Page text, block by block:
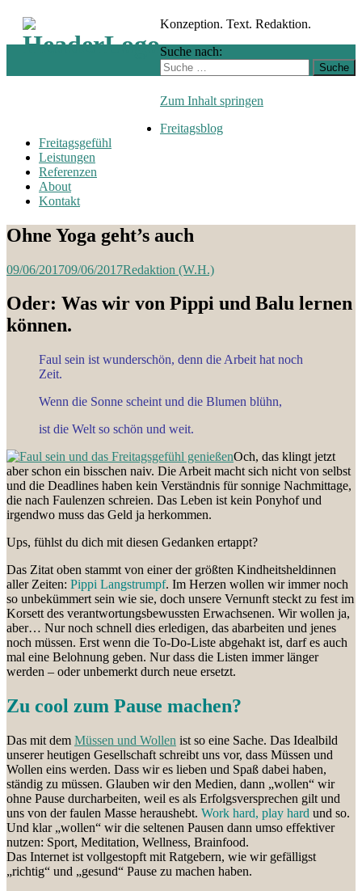
Konzeption. Text. Redaktion.
Suche nach:
Zum Inhalt springen
Freitagsblog
Freitagsgefühl
Leistungen
Referenzen
About
Kontakt
Ohne Yoga geht’s auch
09/06/201709/06/2017Redaktion (W.H.)
Oder: Was wir von Pippi und Balu lernen
können.
Faul sein ist wunderschön, denn die Arbeit hat noch
Zeit.
Wenn die Sonne scheint und die Blumen blühn,
ist die Welt so schön und weit.
Och, das klingt jetzt
aber schon ein bisschen naiv. Die Arbeit macht sich nicht von selbst
und die Deadlines haben kein Verständnis für sonnige Nachmittage,
die nach Faulenzen schreien. Das Leben ist kein Ponyhof und
irgendwo muss das Geld ja herkommen.
Ups, fühlst du dich mit diesen Gedanken ertappt?
Das Zitat oben stammt von einer der größten Kindheitsheldinnen
aller Zeiten: Pippi Langstrumpf. Im Herzen wollen wir immer noch
so unbekümmert sein wie sie, doch unsere Vernunft steckt zu fest im
Korsett des verantwortungsbewussten Erwachsenen. Wir wollen ja,
aber… Nur noch schnell dies erledigen, das abarbeiten und jenes
noch müssen. Erst wenn die To-Do-Liste abgehakt ist, darf es auch
mal eine Belohnung geben. Nur dass die Listen immer länger
werden – oder unbemerkt durch neue ersetzt.
Zu cool zum Pause machen?
Das mit dem Müssen und Wollen ist so eine Sache. Das Idealbild
unserer heutigen Gesellschaft schreibt uns vor, dass Müssen und
Wollen eins werden. Dass wir es lieben und Spaß dabei haben,
ständig zu müssen. Glauben wir den Medien, dann „wollen“ wir
ohne Pause durcharbeiten, weil es als Erfolgsversprechen gilt und
uns von der faulen Masse heraushebt. Work hard, play hard und so.
Und klar „wollen“ wir die seltenen Pausen dann umso effektiver
nutzen: Sport, Meditation, Wellness, Brainfood.
Das Internet ist vollgestopft mit Ratgebern, wie wir gefälligst
„richtig“ und „gesund“ Pause zu machen haben.